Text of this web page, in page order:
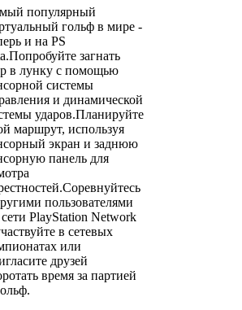
популярный
гольф в мире -
и на PS
загнать
в лунку с помощью
системы
и динамической
ударов.Планируйте
маршрут, используя
экран и заднюю
панель для
пользователями
PlayStation Network
в сетевых
или
друзей
время за партией